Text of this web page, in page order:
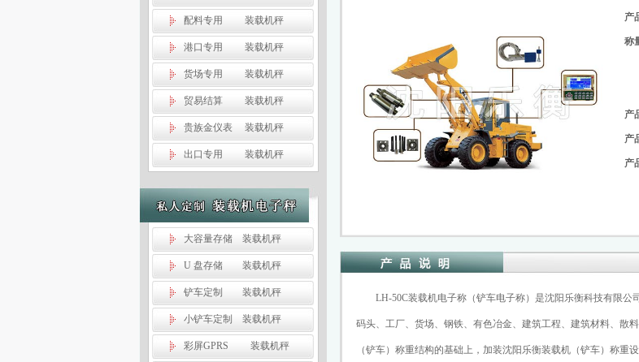
配料专用 装载机秤
港口专用 装载机秤
货场专用 装载机秤
贸易结算 装载机秤
贵族金仪表 装载机秤
出口专用 装载机秤
大容量存储 装载机秤
U 盘存储 装载机秤
铲车定制 装载机秤
小铲车定制 装载机秤
彩屏GPRS 装载机秤
产
称
产
产
产
LH-50C装载机电子称（铲车电子称）是沈阳乐衡科技有限公司
码头、工厂、货场、钢铁、有色冶金、建筑工程、建筑材料、散
（铲车）称重结构的基础上，加装沈阳乐衡装载机（铲车）称重